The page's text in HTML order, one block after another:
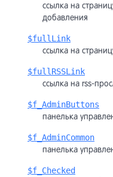
ссылка на
добавления
$fullLink
ссылка на
$fullRSSLink
ссылка на rss-
$f_AdminButtons
панелька
$f_AdminCommon
панелька
$f_Checked